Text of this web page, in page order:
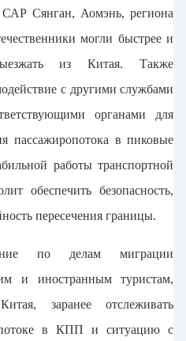
Сянган, Аомэнь, региона
могли быстрее и
из Китая. Также
с другими службами
органами для
пассажиропотока в пиковые
работы транспортной
обеспечить безопасность,
пересечения границы.
по делам миграции
и иностранным туристам,
заранее отслеживать
в КПП и ситуацию с